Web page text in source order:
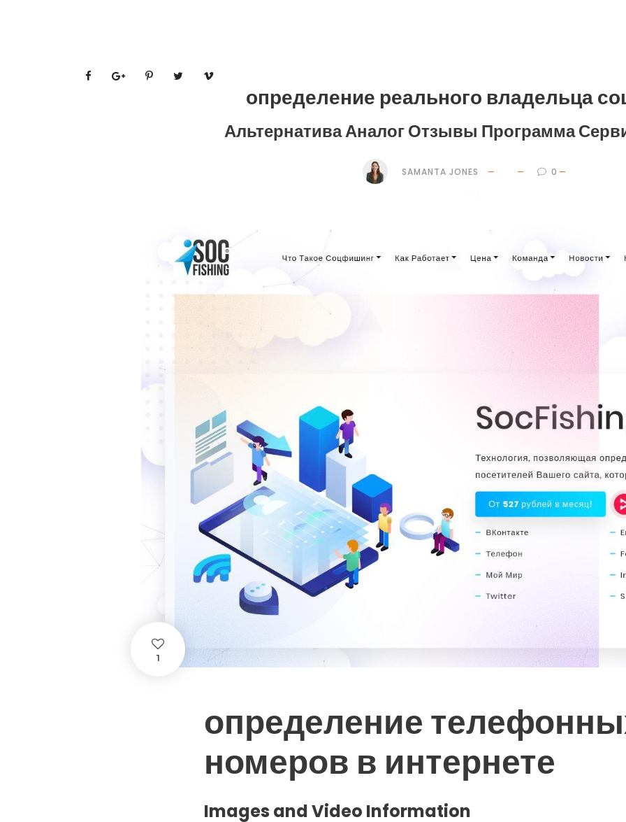
определение реального владельца
Альтернатива Аналог Отзывы Программа
SAMANTA JONES 0
1
определение
номеров в интернете
Images and Video Information